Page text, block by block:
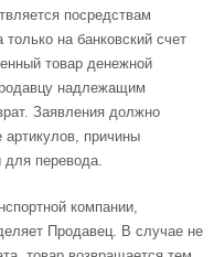
посредствам
только на банковский счет
товар денежной
надлежащим
Заявления должно
артикулов, причины
для перевода.
компании,
Продавец. В случае не